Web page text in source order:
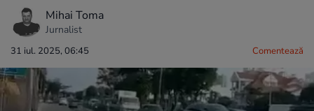
Mihai Toma
Jurnalist
31 iul. 2025, 06:45 Comentează